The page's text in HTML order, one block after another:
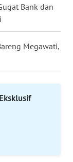
Bank dan
Megawati,